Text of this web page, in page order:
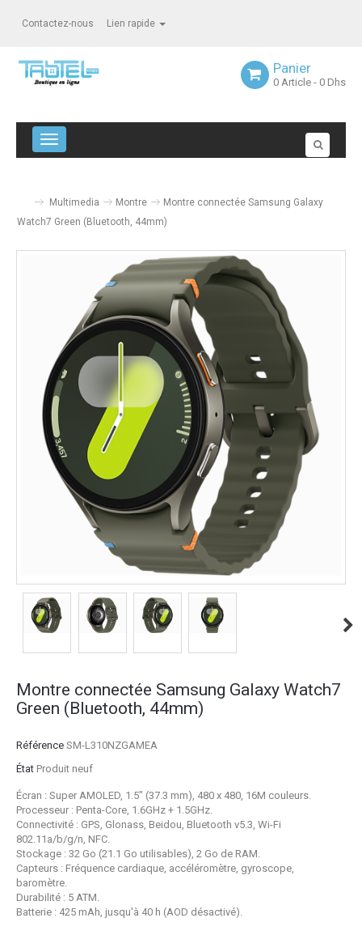
Contactez-nous Lien rapide
Panier
0 Article - 0 Dhs
Navigation bascule
Multimedia Montre
Montre connectée Samsung Galaxy
Watch7 Green (Bluetooth, 44mm)
Montre connectée Samsung Galaxy Watch7
Green (Bluetooth, 44mm)
Référence SM-L310NZGAMEA
État Produit neuf
Écran : Super AMOLED, 1.5" (37.3 mm), 480 x 480, 16M couleurs.
Processeur : Penta-Core, 1.6GHz + 1.5GHz.
Connectivité : GPS, Glonass, Beidou, Bluetooth v5.3, Wi-Fi
802.11a/b/g/n, NFC.
Stockage : 32 Go (21.1 Go utilisables), 2 Go de RAM.
Capteurs : Fréquence cardiaque, accéléromètre, gyroscope,
baromètre.
Durabilité : 5 ATM.
Batterie : 425 mAh, jusqu'à 40 h (AOD désactivé).